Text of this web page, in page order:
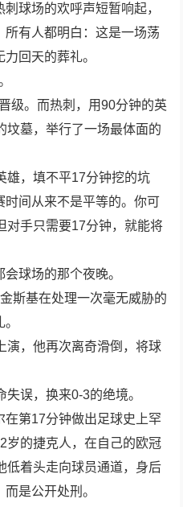
球场的欢呼声短暂响起，
有人都明白：这是一场荡
回天的葬礼。
级。而热刺，用90分钟的英
坟墓，举行了一场最体面的
雄，填不平17分钟挖的坑
时间从来不是平等的。你可
对手只需要17分钟，就能将
球场的那个夜晚。
斯基在处理一次毫无威胁的
演，他再次离奇滑倒，将球
误，换来0-3的绝境。
在第17分钟做出足球史上罕
的捷克人，在自己的欧冠
低着头走向球员通道，身后
是公开处刑。